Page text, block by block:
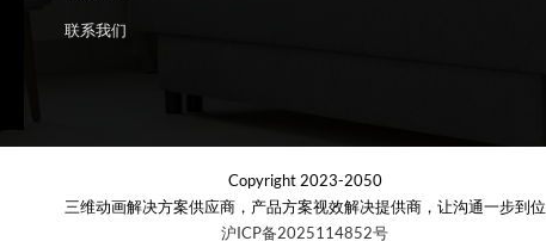
联系我们
Copyright 2023-2050
三维动画解决方案供应商，产品方案视效解决提供商，让沟通一步到位
沪ICP备2025114852号